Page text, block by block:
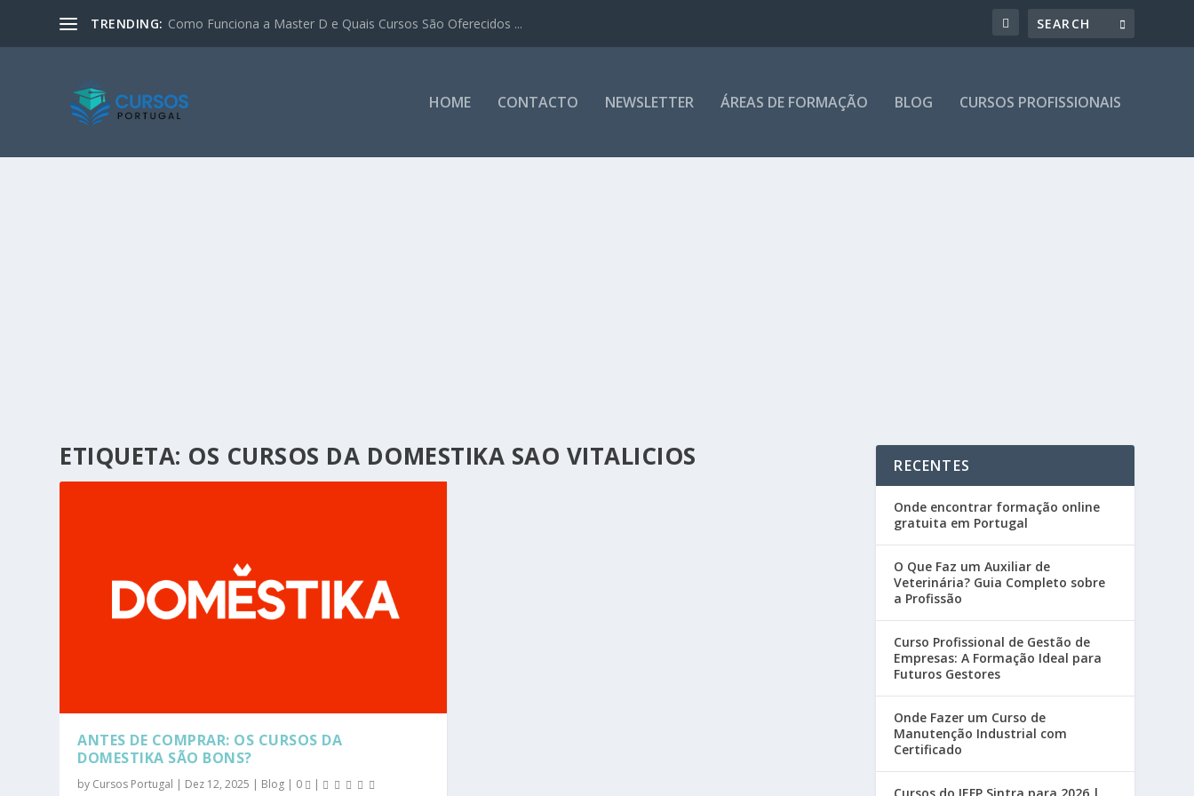
TRENDING: Como Funciona a Master D e Quais Cursos São Oferecidos ...
HOME CONTACTO NEWSLETTER ÁREAS DE FORMAÇÃO BLOG CURSOS PROFISSIONAIS
ETIQUETA: OS CURSOS DA DOMESTIKA SAO VITALICIOS
ANTES DE COMPRAR: OS CURSOS DA
DOMESTIKA SÃO BONS?
by Cursos Portugal | Dez 12, 2025 | Blog | 0 |
RECENTES
Onde encontrar formação online
gratuita em Portugal
O Que Faz um Auxiliar de
Veterinária? Guia Completo sobre
a Profissão
Curso Profissional de Gestão de
Empresas: A Formação Ideal para
Futuros Gestores
Onde Fazer um Curso de
Manutenção Industrial com
Certificado